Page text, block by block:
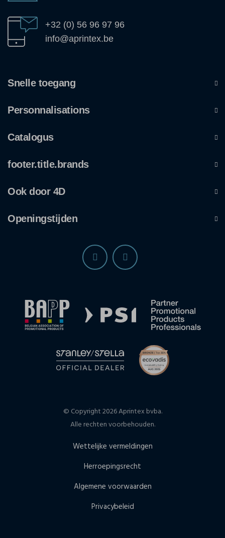
+32 (0) 56 96 97 96
info@aprintex.be
Snelle toegang
Personnalisations
Catalogus
footer.title.brands
Ook door 4D
Openingstijden
© Copyright 2026 Aprintex bvba.
Alle rechten voorbehouden.
Wettelijke vermeldingen
Herroepingsrecht
Algemene voorwaarden
Privacybeleid